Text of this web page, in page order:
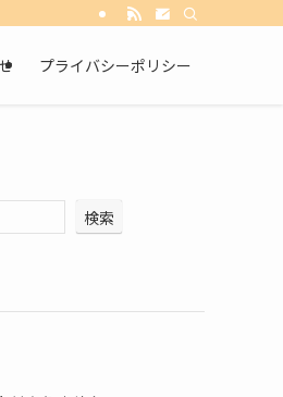
プライバシーポリシー
検索